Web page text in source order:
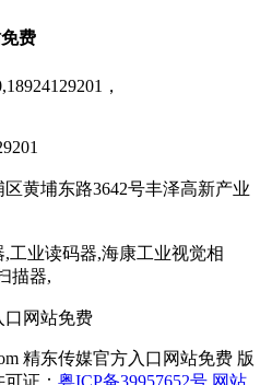
费
，
区黄埔东路3642号丰泽高新产业
,工业读码器,海康工业视觉相
描器,
口网站免费
精东传媒官方入口网站免费 版
： 粤ICP备39957652号 网站